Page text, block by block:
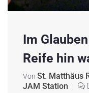
Im
Reife hin
Von St. Matthäus
JAM Station |